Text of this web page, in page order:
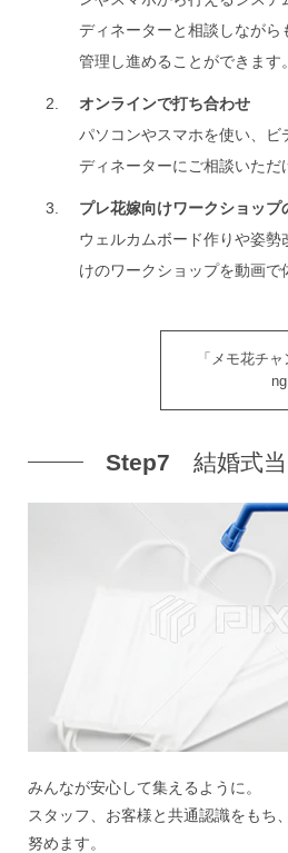
ディネーターと相談しながら
管理し進めることができます。
オンラインで打ち合わせ
パソコンやスマホを使い、ビ
ディネーターにご相談いただ
プレ花嫁向けワークショッ
ウェルカムボード作りや姿勢
けのワークショップを動画で
「メモ花チ
Step7 結婚式当
みんなが安心して集えるように。
スタッフ、お客様と共通認識をもち
努めます。